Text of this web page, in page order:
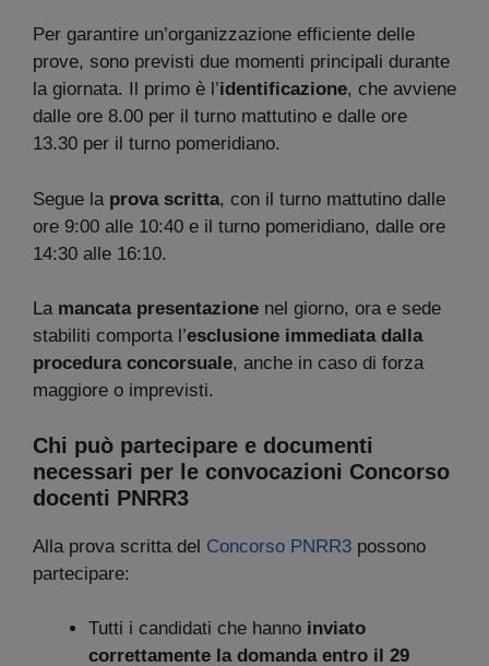
Per garantire un’organizzazione efficiente delle
prove, sono previsti due momenti principali durante
la giornata. Il primo è l’identificazione, che avviene
dalle ore 8.00 per il turno mattutino e dalle ore
13.30 per il turno pomeridiano.
Segue la prova scritta, con il turno mattutino dalle
ore 9:00 alle 10:40 e il turno pomeridiano, dalle ore
14:30 alle 16:10.
La mancata presentazione nel giorno, ora e sede
stabiliti comporta l’esclusione immediata dalla
procedura concorsuale, anche in caso di forza
maggiore o imprevisti.
Chi può partecipare e documenti
necessari per le convocazioni Concorso
docenti PNRR3
Alla prova scritta del Concorso PNRR3 possono
partecipare:
Tutti i candidati che hanno inviato
correttamente la domanda entro il 29